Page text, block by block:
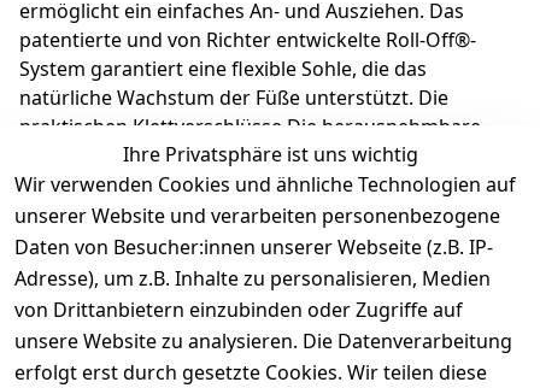
ermöglicht ein einfaches An- und Ausziehen. Das
patentierte und von Richter entwickelte Roll-Off®-
System garantiert eine flexible Sohle, die das
natürliche Wachstum der Füße unterstützt. Die
praktischen Klettverschlüsse Die herausnehmbare
Echt Leder Einlage macht es kinderleicht, die richtige
Schuhgröße auszuwählen. Dein Kind steht auf Natur
pur! Richter Kinderschuhe - Kids shoes since 1893.
Produktdetails
Kundenrezensionen
Ihre Privatsphäre ist uns wichtig
Wir verwenden Cookies und ähnliche Technologien auf
unserer Website und verarbeiten personenbezogene
Daten von Besucher:innen unserer Webseite (z.B. IP-
Adresse), um z.B. Inhalte zu personalisieren, Medien
von Drittanbietern einzubinden oder Zugriffe auf
unsere Website zu analysieren. Die Datenverarbeitung
erfolgt erst durch gesetzte Cookies. Wir teilen diese